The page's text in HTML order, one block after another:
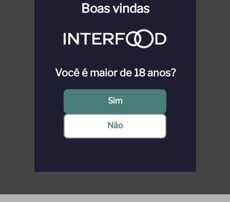
Boas vindas
Você é maior de 18 anos?
Sim
Não